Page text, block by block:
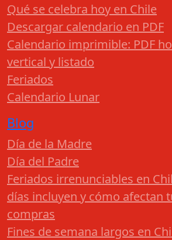
Qué se celebra hoy en Chile
Descargar calendario en PDF
Calendario imprimible: PDF
vertical y listado
Feriados
Calendario Lunar
Blog
Día de la Madre
Día del Padre
Feriados irrenunciables en
días incluyen y cómo afectan
compras
Fines de semana largos en